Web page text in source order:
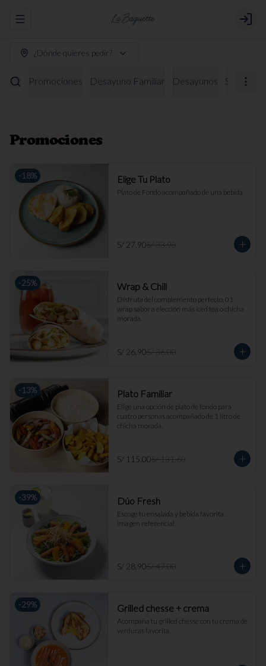
Abrir menu de navegación Login
¿Dónde quieres pedir?
Promociones Desayuno Familiar Desayunos
Promociones
-18% Elige Tu Plato
Plato de Fondo acompañado de una bebida
S/ 27.90S/ 33.90
-25% Wrap & Chill
Disfruta del complemento perfecto, 01
wrap sabor a elección más iced tea o chicha
morada.
S/ 26.90S/ 36.00
-13% Plato Familiar
Elige una opción de plato de fondo para
cuatro personas acompañado de 1 litro de
chicha morada.
S/ 115.00S/ 131.60
-39% Dúo Fresh
Escoge tu ensalada y bebida favorita.
Imagen referencial.
S/ 28.90S/ 47.00
-29% Grilled chesse + crema
Acompaña tu grilled chesse con tu crema de
verduras favorita.